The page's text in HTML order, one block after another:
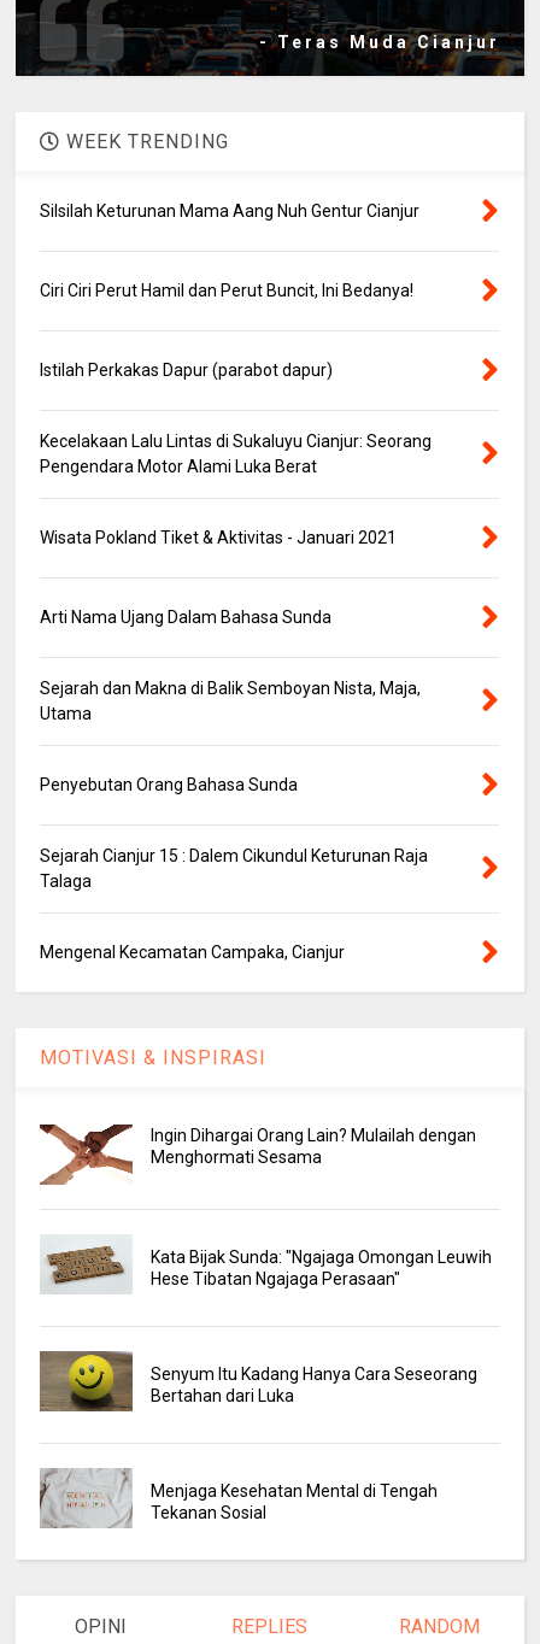
- Teras Muda Cianjur
WEEK TRENDING
Silsilah Keturunan Mama Aang Nuh Gentur Cianjur
Ciri Ciri Perut Hamil dan Perut Buncit, Ini Bedanya!
Istilah Perkakas Dapur (parabot dapur)
Kecelakaan Lalu Lintas di Sukaluyu Cianjur: Seorang
Pengendara Motor Alami Luka Berat
Wisata Pokland Tiket & Aktivitas - Januari 2021
Arti Nama Ujang Dalam Bahasa Sunda
Sejarah dan Makna di Balik Semboyan Nista, Maja,
Utama
Penyebutan Orang Bahasa Sunda
Sejarah Cianjur 15 : Dalem Cikundul Keturunan Raja
Talaga
Mengenal Kecamatan Campaka, Cianjur
MOTIVASI & INSPIRASI
Ingin Dihargai Orang Lain? Mulailah dengan
Menghormati Sesama
Kata Bijak Sunda: "Ngajaga Omongan Leuwih
Hese Tibatan Ngajaga Perasaan"
Senyum Itu Kadang Hanya Cara Seseorang
Bertahan dari Luka
Menjaga Kesehatan Mental di Tengah
Tekanan Sosial
OPINI REPLIES RANDOM